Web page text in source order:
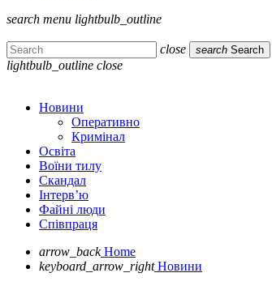
search menu lightbulb_outline
close search Search
lightbulb_outline close
Новини
Оперативно
Кримінал
Освіта
Воїни тилу
Скандал
Інтерв’ю
Файні люди
Співпраця
arrow_back Home
keyboard_arrow_right Новини